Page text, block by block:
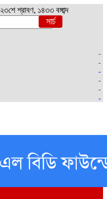
২৩শে শ্রাবণ, ১৪৩৩ বঙ্গাব্দ